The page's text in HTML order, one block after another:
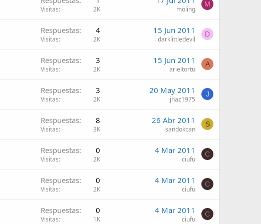
Visitas 2K moling
M
Respuestas 4
Visitas 2K
15 Jun 2011
darklittledevil
D
Respuestas 3
Visitas 2K
15 Jun 2011
arieltortu
A
Respuestas 3
Visitas 2K
20 May 2011
jhaz1975
J
Respuestas 8
Visitas 3K
26 Abr 2011
sandokcan
S
Respuestas 0
Visitas 2K
4 Mar 2011
ciufu
C
Respuestas 0
Visitas 2K
4 Mar 2011
ciufu
C
Respuestas 0
Visitas 1K
4 Mar 2011
ciufu
C